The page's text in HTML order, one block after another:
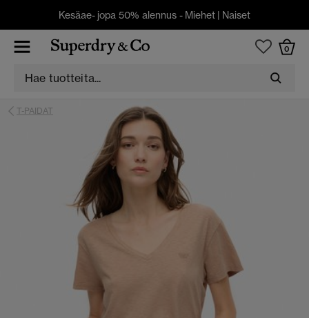
Kesäae- jopa 50% alennus - Miehet | Naiset
0
T-PAIDAT